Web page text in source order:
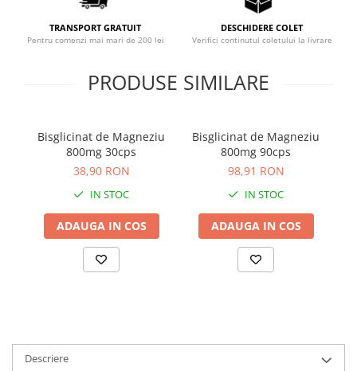
Sistemul circulator
Sistemul muscular
Stres
Urinare
TRANSPORT GRATUIT
Pentru comenzi mai mari de 200 lei
DESCHIDERE COLET
Verifici continutul coletului la livrare
PRODUSE SIMILARE
Bisglicinat de Magneziu
800mg 30cps
38,90 RON
IN STOC
ADAUGA IN COS
Bisglicinat de Magneziu
800mg 90cps
98,91 RON
IN STOC
ADAUGA IN COS
Descriere